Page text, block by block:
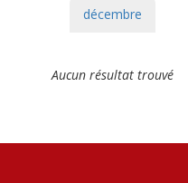
décembre
Aucun résultat trouvé